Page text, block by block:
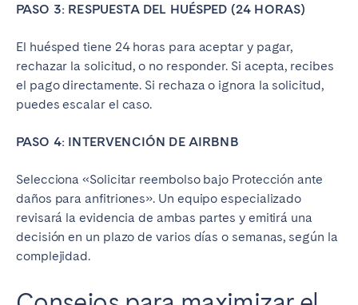
PASO 3: RESPUESTA DEL HUÉSPED (24 HORAS)
El huésped tiene 24 horas para aceptar y pagar,
rechazar la solicitud, o no responder. Si acepta, recibes
el pago directamente. Si rechaza o ignora la solicitud,
puedes escalar el caso.
PASO 4: INTERVENCIÓN DE AIRBNB
Selecciona «Solicitar reembolso bajo Protección ante
daños para anfitriones». Un equipo especializado
revisará la evidencia de ambas partes y emitirá una
decisión en un plazo de varios días o semanas, según la
complejidad.